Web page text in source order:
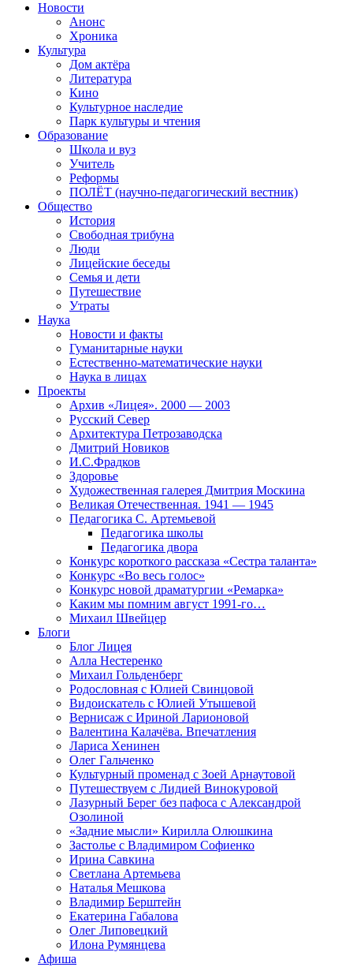
Новости
Анонс
Хроника
Культура
Дом актёра
Литература
Кино
Культурное наследие
Парк культуры и чтения
Образование
Школа и вуз
Учитель
Реформы
ПОЛЁТ (научно-педагогический вестник)
Общество
История
Свободная трибуна
Люди
Лицейские беседы
Семья и дети
Путешествие
Утраты
Наука
Новости и факты
Гуманитарные науки
Естественно-математические науки
Наука в лицах
Проекты
Архив «Лицея». 2000 — 2003
Русский Север
Архитектура Петрозаводска
Дмитрий Новиков
И.С.Фрадков
Здоровье
Художественная галерея Дмитрия Москина
Великая Отечественная. 1941 — 1945
Педагогика С. Артемьевой
Педагогика школы
Педагогика двора
Конкурс короткого рассказа «Сестра таланта»
Конкурс «Во весь голос»
Конкурс новой драматургии «Ремарка»
Каким мы помним август 1991-го…
Михаил Швейцер
Блоги
Блог Лицея
Алла Нестеренко
Михаил Гольденберг
Родословная с Юлией Свинцовой
Видоискатель с Юлией Утышевой
Вернисаж с Ириной Ларионовой
Валентина Калачёва. Впечатления
Лариса Хенинен
Олег Гальченко
Культурный променад с Зоей Арнаутовой
Путешествуем с Лидией Винокуровой
Лазурный Берег без пафоса с Александрой
Озолиной
«Задние мысли» Кирилла Олюшкина
Застолье с Владимиром Софиенко
Ирина Савкина
Светлана Артемьева
Наталья Мешкова
Владимир Берштейн
Екатерина Габалова
Олег Липовецкий
Илона Румянцева
Афиша